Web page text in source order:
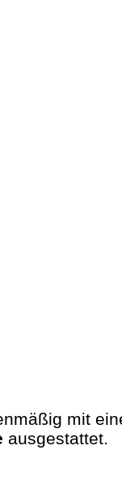
mit
ausgestattet.